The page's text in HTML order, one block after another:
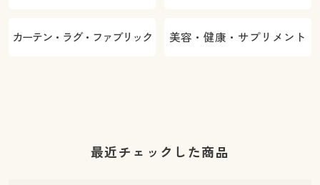
カーテン・ラグ・ファブリック 美容・健康・サプリメント
最近チェックした商品